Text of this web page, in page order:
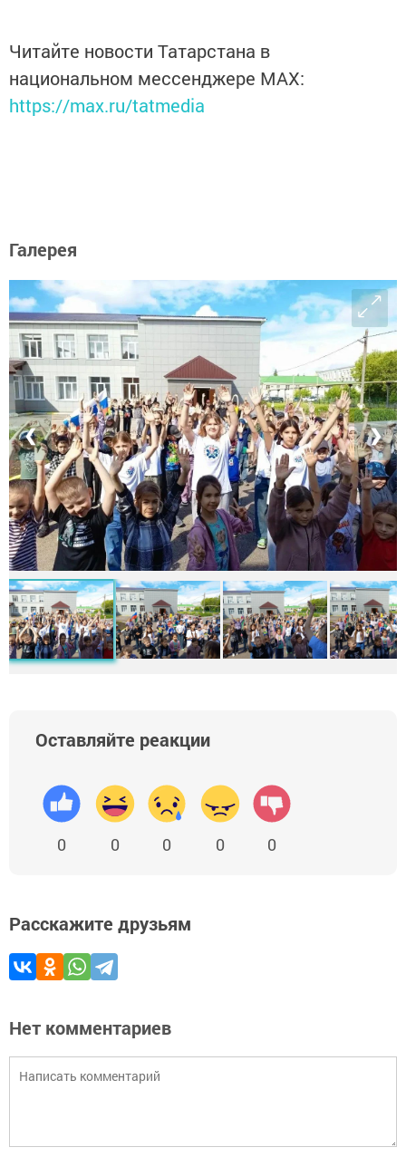
Читайте новости Татарстана в
национальном мессенджере MАХ:
https://max.ru/tatmedia
Галерея
❮ ❯
Оставляйте реакции
0 0 0 0 0
Расскажите друзьям
Нет комментариев